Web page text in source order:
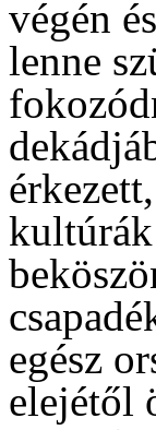
végén
lenne
kultúrák
egész
elejétől